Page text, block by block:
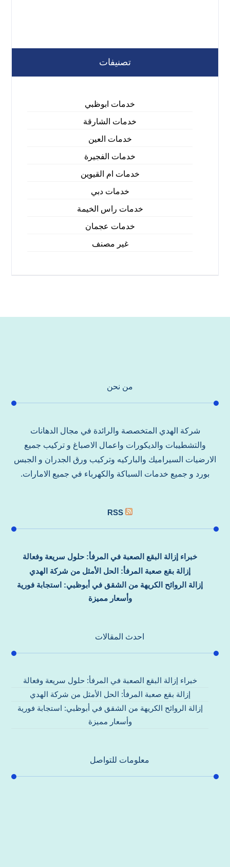
تصنيفات
خدمات ابوظبي
خدمات الشارقة
خدمات العين
خدمات الفجيرة
خدمات ام القيوين
خدمات دبي
خدمات راس الخيمة
خدمات عجمان
غير مصنف
من نحن
شركة الهدي المتخصصة والرائدة في مجال الدهانات
والتشطيبات والديكورات واعمال الاصباغ و تركيب جميع
الارضيات السيراميك والباركيه وتركيب ورق الجدران و الجبس
بورد و جميع خدمات السباكة والكهرباء في جميع الامارات.
RSS
خبراء إزالة البقع الصعبة في المرفأ: حلول سريعة وفعالة
إزالة بقع صعبة المرفأ: الحل الأمثل من شركة الهدي
إزالة الروائح الكريهة من الشقق في أبوظبي: استجابة فورية
وأسعار مميزة
احدث المقالات
خبراء إزالة البقع الصعبة في المرفأ: حلول سريعة وفعالة
إزالة بقع صعبة المرفأ: الحل الأمثل من شركة الهدي
إزالة الروائح الكريهة من الشقق في أبوظبي: استجابة فورية
وأسعار مميزة
معلومات للتواصل